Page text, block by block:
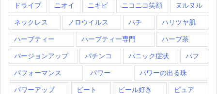
ドライブ ニオイ ニキビ ニコニコ笑顔 ヌルヌル
ネックレス ノロウイルス ハチ ハリツヤ肌
ハーブティー ハーブティー専門 ハーブ茶
バージョンアップ パチンコ パニック症状 パフ
パフォーマンス パワー パワーの出る珠
パワーアップ ビート ビール好き ピュア